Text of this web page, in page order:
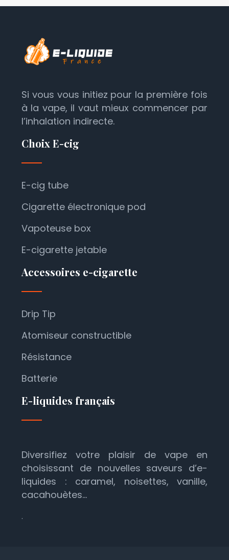
Si vous vous initiez pour la première fois
à la vape, il vaut mieux commencer par
l’inhalation indirecte.
Choix E-cig
E-cig tube
Cigarette électronique pod
Vapoteuse box
E-cigarette jetable
Accessoires e-cigarette
Drip Tip
Atomiseur constructible
Résistance
Batterie
E-liquides français
Diversifiez votre plaisir de vape en
choisissant de nouvelles saveurs d’e-
liquides : caramel, noisettes, vanille,
cacahouètes…
.